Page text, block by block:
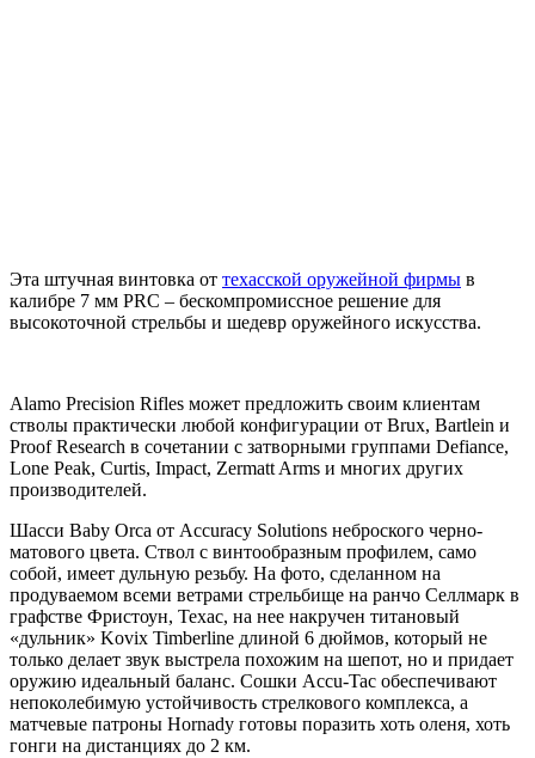
Эта штучная винтовка от техасской оружейной фирмы в
калибре 7 мм PRC – бескомпромиссное решение для
высокоточной стрельбы и шедевр оружейного искусства.
Alamo Precision Rifles может предложить своим клиентам
стволы практически любой конфигурации от Brux, Bartlein и
Proof Research в сочетании с затворными группами Defiance,
Lone Peak, Curtis, Impact, Zermatt Arms и многих других
производителей.
Шасси Baby Orca от Accuracy Solutions неброского черно-
матового цвета. Ствол с винтообразным профилем, само
собой, имеет дульную резьбу. На фото, сделанном на
продуваемом всеми ветрами стрельбище на ранчо Селлмарк в
графстве Фристоун, Техас, на нее накручен титановый
«дульник» Kovix Timberline длиной 6 дюймов, который не
только делает звук выстрела похожим на шепот, но и придает
оружию идеальный баланс. Сошки Accu-Tac обеспечивают
непоколебимую устойчивость стрелкового комплекса, а
матчевые патроны Hornady готовы поразить хоть оленя, хоть
гонги на дистанциях до 2 км.